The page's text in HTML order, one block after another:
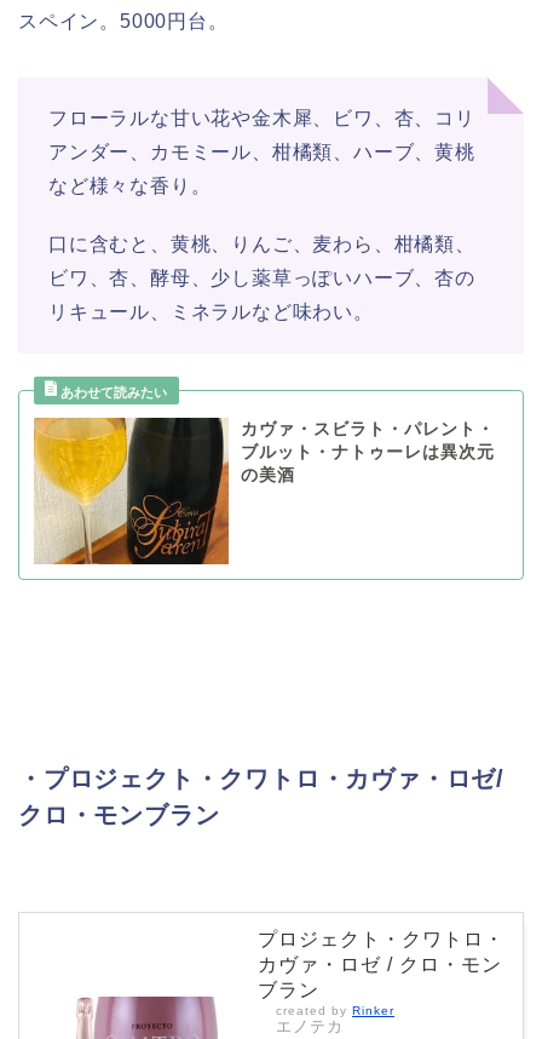
スペイン。5000円台。
フローラルな甘い花や金木犀、ビワ、杏、コリ
アンダー、カモミール、柑橘類、ハーブ、黄桃
など様々な香り。
口に含むと、黄桃、りんご、麦わら、柑橘類、
ビワ、杏、酵母、少し薬草っぽいハーブ、杏の
リキュール、ミネラルなど味わい。
カヴァ・スビラト・パレント・
ブルット・ナトゥーレは異次元
の美酒
・プロジェクト・クワトロ・カヴァ・ロゼ/
クロ・モンブラン
プロジェクト・クワトロ・
カヴァ・ロゼ / クロ・モン
ブラン
created by Rinker
エノテカ